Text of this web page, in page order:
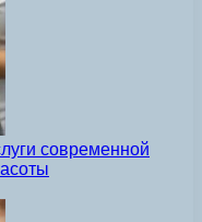
современной